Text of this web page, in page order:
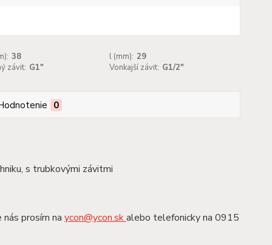
38 l (mm): 29
závit: G1" Vonkajší závit: G1/2"
0
s trubkovými závitmi
prosím na ycon@ycon.skalebo telefonicky na 0915